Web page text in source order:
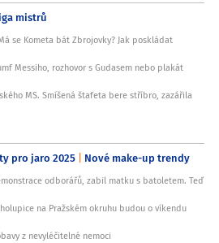
mistrů
se Kometa bát Zbrojovky? Jak poskládat
Messiho, rozhovor s Gudasem nebo plakát
MS. Smíšená štafeta bere stříbro, zazářila
pro jaro 2025 Nové make-up trendy
odborářů, zabil matku s batoletem. Teď
na Pražském okruhu budou o víkendu
z nevyléčitelné nemoci